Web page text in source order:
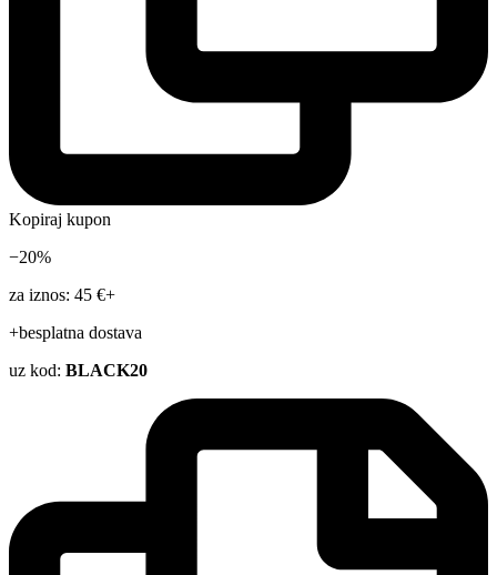
Kopiraj kupon
−20%
za iznos: 45 €+
+besplatna dostava
uz kod: BLACK20